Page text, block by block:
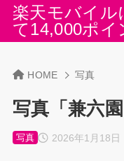
楽天モバイル
て14,000ポイ
HOME 写真
写真「兼六園
2026年1月18日
写真